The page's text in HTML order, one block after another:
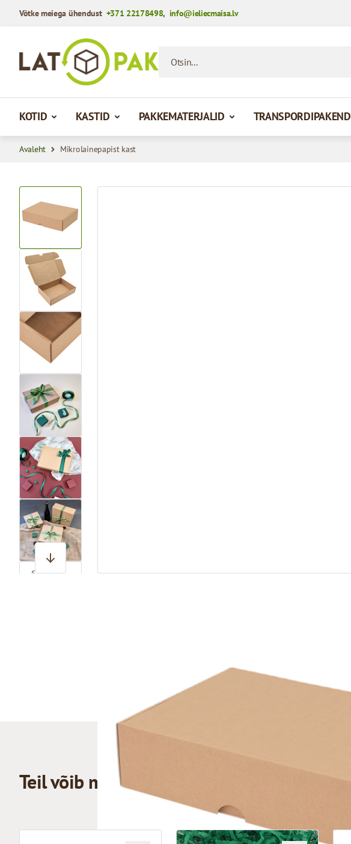
Võtke meiega ühendust +371 22178498, info@ieliecmaisa.lv
KOTID KASTID PAKKEMATERJALID TRANSPORDIPAKEND
Avaleht Mikrolainepapist kast
View larger image
View larger image
View larger image
View larger image
Teil võib meeldida ka